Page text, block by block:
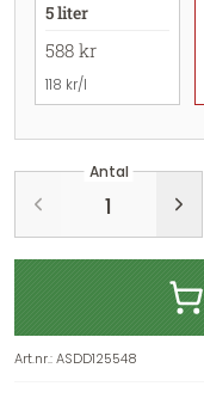
5 liter
588 kr
118 kr/l
Antal
Art.nr.:ASDD125548